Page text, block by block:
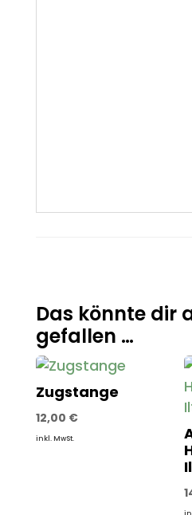
Das könnte dir
gefallen …
Zugstange
12,00 €
inkl. MwSt.